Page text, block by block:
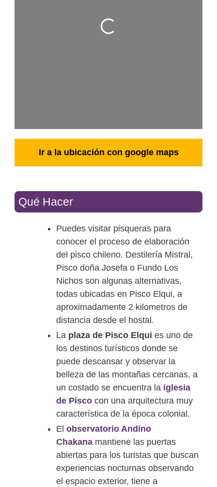
Cargando…
Ir a la ubicación con google maps
Qué Hacer
Puedes visitar pisqueras para
conocer el proceso de elaboración
del pisco chileno. Destilería Mistral,
Pisco doña Josefa o Fundo Los
Nichos son algunas alternativas,
todas ubicadas en Pisco Elqui, a
aproximadamente 2 kilometros de
distancia desde el hostal.
La plaza de Pisco Elqui es uno de
los destinos turísticos donde se
puede descansar y observar la
belleza de las montañas cercanas, a
un costado se encuentra la iglesia
de Pisco con una arquitectura muy
característica de la época colonial.
El observatorio Andino
Chakana mantiene las puertas
abiertas para los turistas que buscan
experiencias nocturnas observando
el espacio exterior, tiene a